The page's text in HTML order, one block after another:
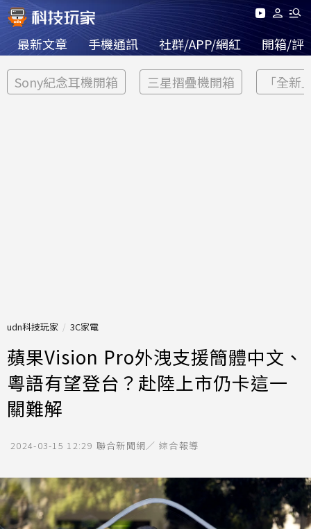
最新文章 手機通訊 社群/APP/網紅 開箱/評
Sony紀念耳機開箱 三星摺疊機開箱 「全新
udn科技玩家 3C家電
蘋果Vision Pro外洩支援簡體中文、
粵語有望登台？赴陸上市仍卡這一
關難解
2024-03-15 12:29 聯合新聞網／ 綜合報導